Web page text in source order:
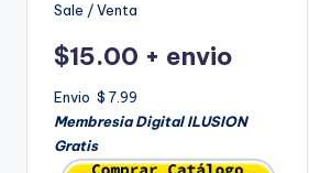
Sale / Venta
$15.00 + envio
Envio $ 7.99
Membresia Digital ILUSION
Gratis